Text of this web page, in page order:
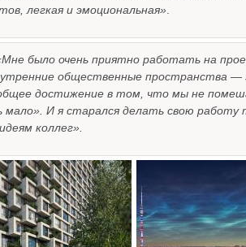
легкая и эмоциональная»
было очень приятно работать на
общественные пространства
достижение в том, что мы не
И я старался делать свою работу
коллег».